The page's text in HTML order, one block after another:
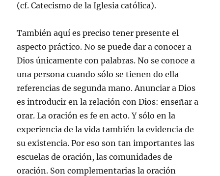
(cf. Catecismo de la Iglesia católica).
También aquí es preciso tener presente el
aspecto práctico. No se puede dar a conocer a
Dios únicamente con palabras. No se conoce a
una persona cuando sólo se tienen do ella
referencias de segunda mano. Anunciar a Dios
es introducir en la relación con Dios: enseñar a
orar. La oración es fe en acto. Y sólo en la
experiencia de la vida también la evidencia de
su existencia. Por eso son tan importantes las
escuelas de oración, las comunidades de
oración. Son complementarias la oración